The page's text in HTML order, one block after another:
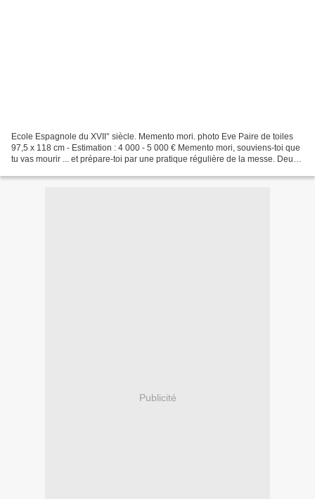
Ecole Espagnole du XVII° siècle. Memento mori. photo Eve Paire de toiles
97,5 x 118 cm - Estimation : 4 000 - 5 000 € Memento mori, souviens-toi que
tu vas mourir ... et prépare-toi par une pratique régulière de la messe. Deux
Publicité